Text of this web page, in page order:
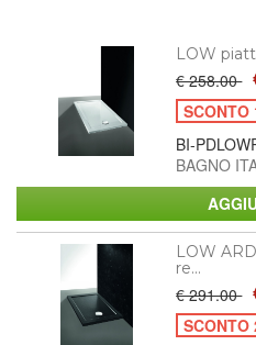
LOW
€ 258.00
SCONTO
BI-
BAGNO
LOW
re...
€ 291.00
SCONTO